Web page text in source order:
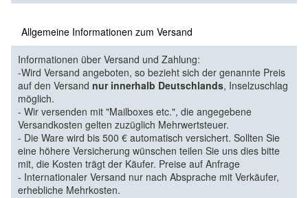
Allgemeine Informationen zum Versand
Informationen über Versand und Zahlung:
-Wird Versand angeboten, so bezieht sich der genannte Preis
auf den Versand nur innerhalb Deutschlands, Inselzuschlag
möglich.
- Wir versenden mit "Mailboxes etc.", die angegebene
Versandkosten gelten zuzüglich Mehrwertsteuer.
- Die Ware wird bis 500 € automatisch versichert. Sollten Sie
eine höhere Versicherung wünschen teilen Sie uns dies bitte
mit, die Kosten trägt der Käufer. Preise auf Anfrage
- Internationaler Versand nur nach Absprache mit Verkäufer,
erhebliche Mehrkosten.